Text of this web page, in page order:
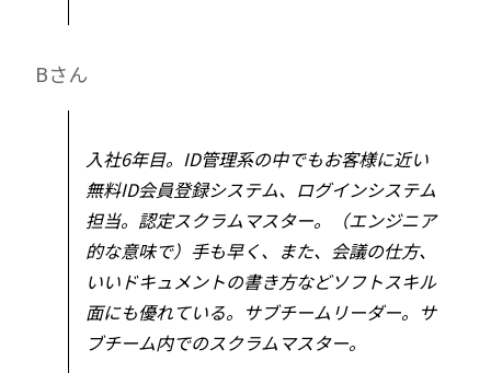
Bさん
入社6年目。ID管理系の中でもお客様に近い
無料ID会員登録システム、ログインシステム
担当。認定スクラムマスター。（エンジニア
的な意味で）手も早く、また、会議の仕方、
いいドキュメントの書き方などソフトスキル
面にも優れている。サブチームリーダー。サ
ブチーム内でのスクラムマスター。